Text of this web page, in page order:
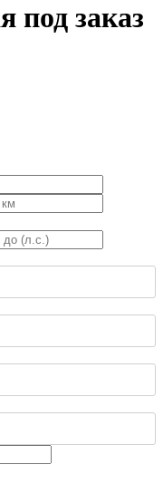
ИП Алексеевских С.В.
нами по официальным
под заказ